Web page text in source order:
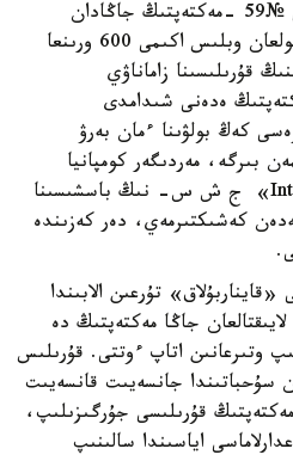
«اقجايىق» شاعىناۋدانىنداعى №59 -مەكتەپتىڭ جاڭادان
سالىنىپ جاتقان عيماراتىندا بولعان وبلىس اكىمى 600 ورىنعا
قۇرىلىسىنا زاماناۋي
ەدەنى شىدامدى
كەڭ بولۋىنا ءمان بەرۋ
بىرگە، مەردىگەر كومپانيا
«شاحار قۇرىلىس International» ج ش س- نىڭ باسشىسىنا
كەشىكتىرمەي، دەر كەزىندە
تۇرعىن الابىندا
1200 ورىنعا لايىقتالعان جاڭا مەكتەپتىڭ دە
وتىرعانىن اتاپ ءوتتى. قۇرىلىس
سۇحباتىندا جانسەيىت قانسەيىت
ۇلى بيىل وبلىس بويىنشا 63 مەكتەپتىڭ قۇرىلىسى جۇرگىزىلىپ،
اياسىندا سالىنىپ